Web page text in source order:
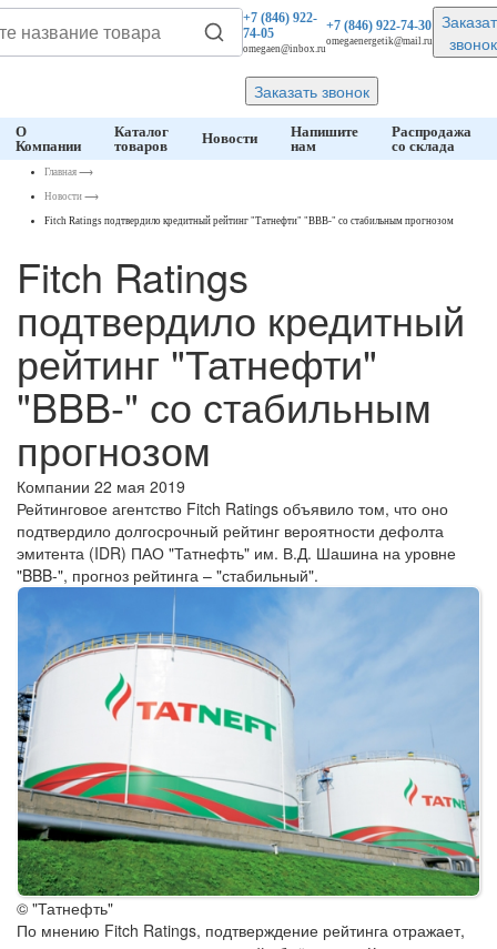
+7 (846)922-
74-05
omegaen@inbox.ru
+7 (846)922-74-30
omegaenergetik@mail.ru
звонок
Заказать звонок
О
Компании
Каталог
товаров
Новости
Напишите
нам
Распродажа
со склада
Главная ⟶
Новости ⟶
Fitch Ratings подтвердило кредитный рейтинг "Татнефти" "BBB-" со стабильным прогнозом
Fitch Ratings
подтвердило кредитный
рейтинг "Татнефти"
"BBB-" со стабильным
прогнозом
Компании 22 мая 2019
Рейтинговое агентство Fitch Ratings объявило том, что оно
подтвердило долгосрочный рейтинг вероятности дефолта
эмитента (IDR) ПАО "Татнефть" им. В.Д. Шашина на уровне
"BBB-", прогноз рейтинга – "стабильный".
© "Татнефть"
По мнению Fitch Ratings, подтверждение рейтинга отражает,